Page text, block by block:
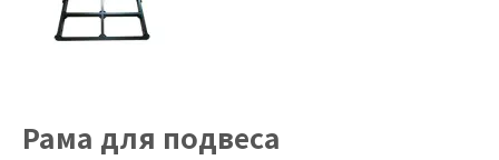
Рама для подвеса